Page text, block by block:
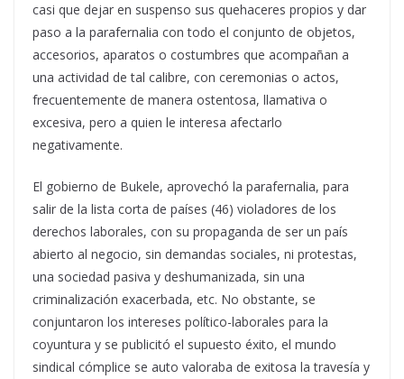
casi que dejar en suspenso sus quehaceres propios y dar
paso a la parafernalia con todo el conjunto de objetos,
accesorios, aparatos o costumbres que acompañan a
una actividad de tal calibre, con ceremonias o actos,
frecuentemente de manera ostentosa, llamativa o
excesiva, pero a quien le interesa afectarlo
negativamente.
El gobierno de Bukele, aprovechó la parafernalia, para
salir de la lista corta de países (46) violadores de los
derechos laborales, con su propaganda de ser un país
abierto al negocio, sin demandas sociales, ni protestas,
una sociedad pasiva y deshumanizada, sin una
criminalización exacerbada, etc. No obstante, se
conjuntaron los intereses político-laborales para la
coyuntura y se publicitó el supuesto éxito, el mundo
sindical cómplice se auto valoraba de exitosa la travesía y